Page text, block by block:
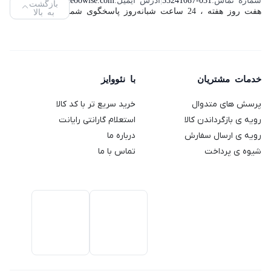
مدل
Genio 2
مدل
مدل TS
مدل
هفت روز هفته ، 24 ساعت شبانه‌روز پاسخگوی شما هستیم.
بازگشت
به بالا
خدمات مشتریان
پرسش های متدوال
رویه ی بازگرداندن کالا
رویه ی ارسال سفارش
شیوه ی پرداخت
با نئووایز
خرید سریع تر با کد کالا
استعلام گارانتی رایانت
درباره ما
تماس با ما